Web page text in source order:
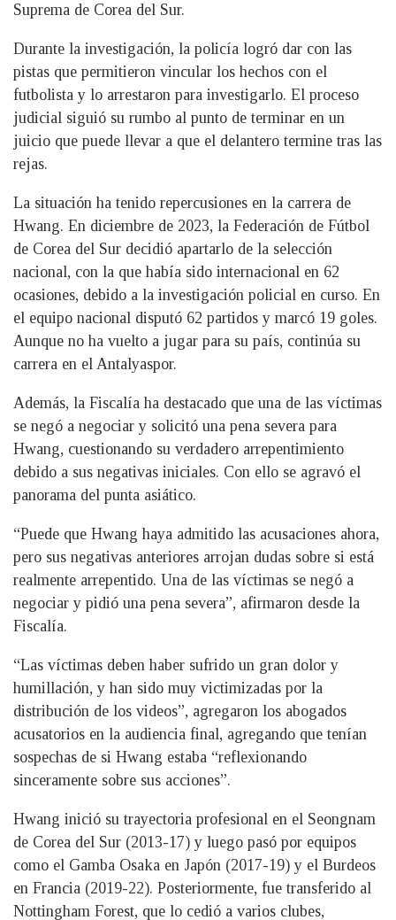
Suprema de Corea del Sur.
Durante la investigación, la policía logró dar con las
pistas que permitieron vincular los hechos con el
futbolista y lo arrestaron para investigarlo. El proceso
judicial siguió su rumbo al punto de terminar en un
juicio que puede llevar a que el delantero termine tras las
rejas.
La situación ha tenido repercusiones en la carrera de
Hwang. En diciembre de 2023, la Federación de Fútbol
de Corea del Sur decidió apartarlo de la selección
nacional, con la que había sido internacional en 62
ocasiones, debido a la investigación policial en curso. En
el equipo nacional disputó 62 partidos y marcó 19 goles.
Aunque no ha vuelto a jugar para su país, continúa su
carrera en el Antalyaspor.
Además, la Fiscalía ha destacado que una de las víctimas
se negó a negociar y solicitó una pena severa para
Hwang, cuestionando su verdadero arrepentimiento
debido a sus negativas iniciales. Con ello se agravó el
panorama del punta asiático.
“Puede que Hwang haya admitido las acusaciones ahora,
pero sus negativas anteriores arrojan dudas sobre si está
realmente arrepentido. Una de las víctimas se negó a
negociar y pidió una pena severa”, afirmaron desde la
Fiscalía.
“Las víctimas deben haber sufrido un gran dolor y
humillación, y han sido muy victimizadas por la
distribución de los videos”, agregaron los abogados
acusatorios en la audiencia final, agregando que tenían
sospechas de si Hwang estaba “reflexionando
sinceramente sobre sus acciones”.
Hwang inició su trayectoria profesional en el Seongnam
de Corea del Sur (2013-17) y luego pasó por equipos
como el Gamba Osaka en Japón (2017-19) y el Burdeos
en Francia (2019-22). Posteriormente, fue transferido al
Nottingham Forest, que lo cedió a varios clubes,